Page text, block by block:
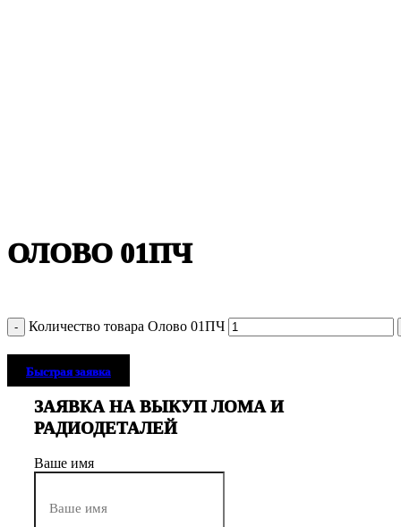
ОЛОВО 01ПЧ
Количество товара Олово 01ПЧ
Быстрая заявка
ЗАЯВКА НА ВЫКУП ЛОМА И
РАДИОДЕТАЛЕЙ
Ваше имя